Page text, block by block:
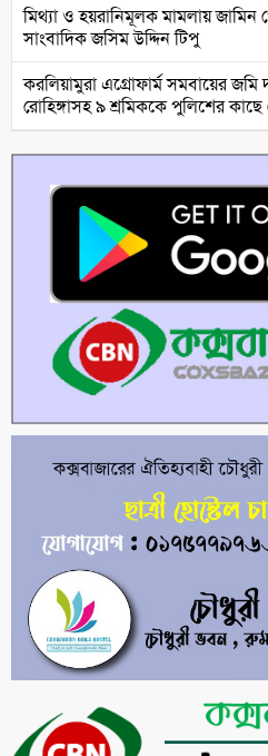
মিথ্যা ও হয়রানিমূলক মামলায় জামিন
সাংবাদিক জসিম উদ্দিন টিপু
করলিয়ামুরা এগ্রোফার্ম সমবায়ের
রোহিঙ্গাসহ ৯ শ্রমিককে পুলিশের কাছে